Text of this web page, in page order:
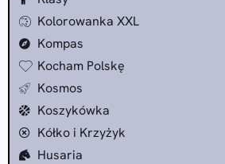
Kolorowanka XXL
Kompas
Kocham Polskę
Kosmos
Koszykówka
Kółko i Krzyżyk
Husaria